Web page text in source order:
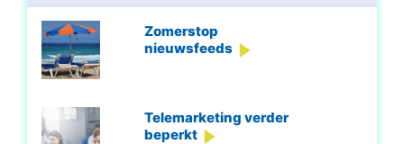
Zomerstop
nieuwsfeeds
Telemarketing verder
beperkt